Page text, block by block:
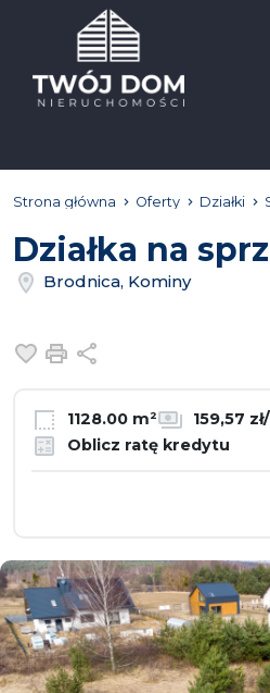
Strona główna Oferty Działki
Działka na
Brodnica, Kominy
Dodaj do ulubionych
Drukuj
1128.00 m² 159,57
Oblicz ratę kredytu